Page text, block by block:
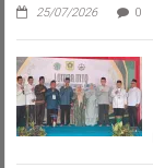
25/07/2026 0